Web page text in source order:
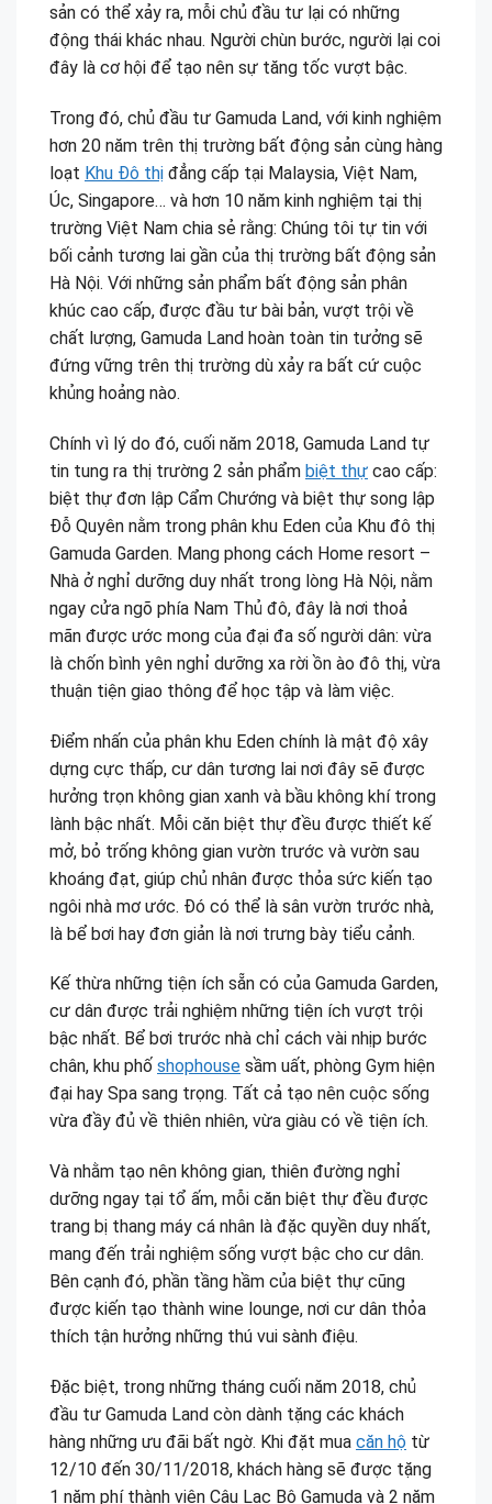
sản có thể xảy ra, mỗi chủ đầu tư lại có những
động thái khác nhau. Người chùn bước, người lại coi
đây là cơ hội để tạo nên sự tăng tốc vượt bậc.
Trong đó, chủ đầu tư Gamuda Land, với kinh nghiệm
hơn 20 năm trên thị trường bất động sản cùng hàng
loạt Khu Đô thị đẳng cấp tại Malaysia, Việt Nam,
Úc, Singapore… và hơn 10 năm kinh nghiệm tại thị
trường Việt Nam chia sẻ rằng: Chúng tôi tự tin với
bối cảnh tương lai gần của thị trường bất động sản
Hà Nội. Với những sản phẩm bất động sản phân
khúc cao cấp, được đầu tư bài bản, vượt trội về
chất lượng, Gamuda Land hoàn toàn tin tưởng sẽ
đứng vững trên thị trường dù xảy ra bất cứ cuộc
khủng hoảng nào.
Chính vì lý do đó, cuối năm 2018, Gamuda Land tự
tin tung ra thị trường 2 sản phẩm biệt thự cao cấp:
biệt thự đơn lập Cẩm Chướng và biệt thự song lập
Đỗ Quyên nằm trong phân khu Eden của Khu đô thị
Gamuda Garden. Mang phong cách Home resort –
Nhà ở nghỉ dưỡng duy nhất trong lòng Hà Nội, nằm
ngay cửa ngõ phía Nam Thủ đô, đây là nơi thoả
mãn được ước mong của đại đa số người dân: vừa
là chốn bình yên nghỉ dưỡng xa rời ồn ào đô thị, vừa
thuận tiện giao thông để học tập và làm việc.
Điểm nhấn của phân khu Eden chính là mật độ xây
dựng cực thấp, cư dân tương lai nơi đây sẽ được
hưởng trọn không gian xanh và bầu không khí trong
lành bậc nhất. Mỗi căn biệt thự đều được thiết kế
mở, bỏ trống không gian vườn trước và vườn sau
khoáng đạt, giúp chủ nhân được thỏa sức kiến tạo
ngôi nhà mơ ước. Đó có thể là sân vườn trước nhà,
là bể bơi hay đơn giản là nơi trưng bày tiểu cảnh.
Kế thừa những tiện ích sẵn có của Gamuda Garden,
cư dân được trải nghiệm những tiện ích vượt trội
bậc nhất. Bể bơi trước nhà chỉ cách vài nhịp bước
chân, khu phố shophouse sầm uất, phòng Gym hiện
đại hay Spa sang trọng. Tất cả tạo nên cuộc sống
vừa đầy đủ về thiên nhiên, vừa giàu có về tiện ích.
Và nhằm tạo nên không gian, thiên đường nghỉ
dưỡng ngay tại tổ ấm, mỗi căn biệt thự đều được
trang bị thang máy cá nhân là đặc quyền duy nhất,
mang đến trải nghiệm sống vượt bậc cho cư dân.
Bên cạnh đó, phần tầng hầm của biệt thự cũng
được kiến tạo thành wine lounge, nơi cư dân thỏa
thích tận hưởng những thú vui sành điệu.
Đặc biệt, trong những tháng cuối năm 2018, chủ
đầu tư Gamuda Land còn dành tặng các khách
hàng những ưu đãi bất ngờ. Khi đặt mua căn hộ từ
12/10 đến 30/11/2018, khách hàng sẽ được tặng
1 năm phí thành viên Câu Lạc Bộ Gamuda và 2 năm